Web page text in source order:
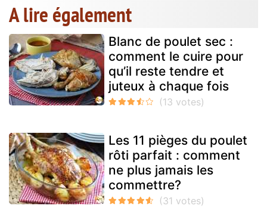
A lire également
Blanc de poulet sec :
comment le cuire pour
qu’il reste tendre et
juteux à chaque fois
Les 11 pièges du poulet
rôti parfait : comment
ne plus jamais les
commettre?